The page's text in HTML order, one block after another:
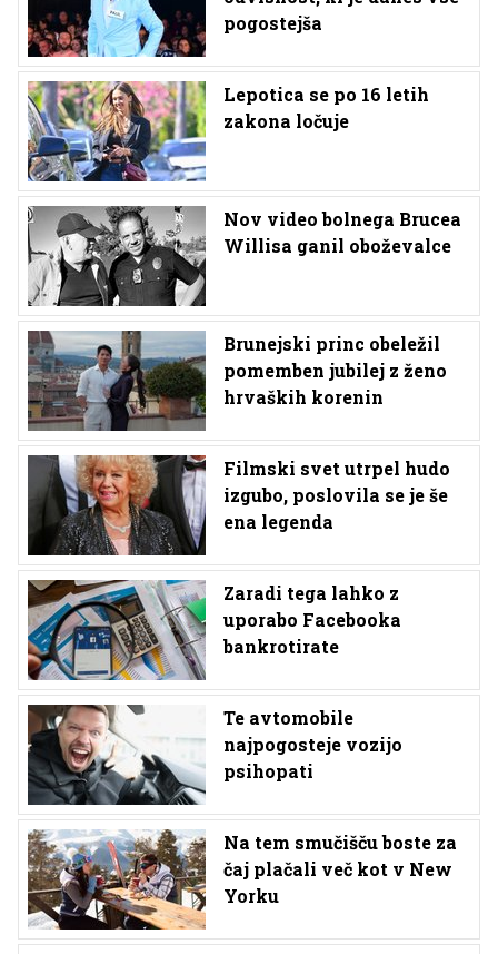
pogostejša
Lepotica se po 16 letih
zakona ločuje
Nov video bolnega Brucea
Willisa ganil oboževalce
Brunejski princ obeležil
pomemben jubilej z ženo
hrvaških korenin
Filmski svet utrpel hudo
izgubo, poslovila se je še
ena legenda
Zaradi tega lahko z
uporabo Facebooka
bankrotirate
Te avtomobile
najpogosteje vozijo
psihopati
Na tem smučišču boste za
čaj plačali več kot v New
Yorku